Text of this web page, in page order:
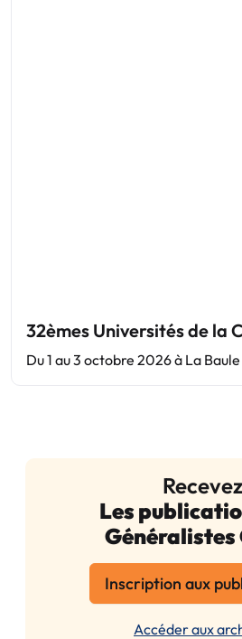
32èmes Universités de la
Du 1 au 3 octobre 2026 à La Baule
Recevez
Les
Généralistes
Inscription aux
Accéder aux